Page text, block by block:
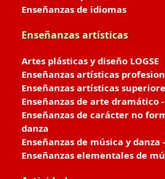
Enseñanzas de idiomas
Enseñanzas artísticas
Artes plásticas y diseño LOGSE
Enseñanzas artísticas
Enseñanzas artísticas
Enseñanzas de arte dramático -
Enseñanzas de carácter no
danza
Enseñanzas de música y danza -
Enseñanzas elementales de